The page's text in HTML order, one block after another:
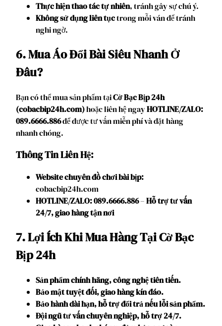
Thực hiện thao tác tự nhiên, tránh gây sự chú ý.
Không sử dụng liên tụctrong mỗi ván để tránh
nghi ngờ.
6. Mua Áo Đổi Bài Siêu Nhanh Ở
Đâu?
Bạn có thể mua sản phẩm tạiCờ Bạc Bịp 24h
(cobacbip24h.com)hoặc liên hệ ngayHOTLINE/ZALO:
089.6666.886để được tư vấn miễn phí và đặt hàng
nhanh chóng.
Thông Tin Liên Hệ:
Website chuyên đồ chơi bài bịp:
cobacbip24h.com
HOTLINE/ZALO: 089.6666.886–Hỗ trợ tư vấn
24/7, giao hàng tận nơi
7. Lợi Ích Khi Mua Hàng Tại Cờ Bạc
Bịp 24h
Sản phẩm chính hãng, công nghệ tiên tiến.
Bảo mật tuyệt đối, giao hàng kín đáo.
Bảo hành dài hạn, hỗ trợ đổi trả nếu lỗi sản phẩm.
Đội ngũ tư vấn chuyên nghiệp, hỗ trợ 24/7.